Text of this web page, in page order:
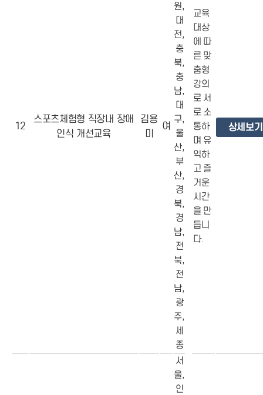
12
스포츠체험형 직장내 장애
인식 개선교육
김용
미
여
원,
대
전,
충
북,
충
남,
대
구,
울
산,
부
산,
경
북,
경
남,
전
북,
전
남,
광
주,
세
종
교육
대상
에 따
른 맞
춤형
강의
로 서
로 소
통하
며 유
익하
고 즐
거운
시간
을 만
듭니
다.
상세보기
서
울,
인